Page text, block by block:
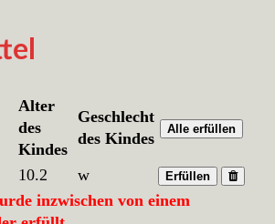
Alter
des
Kindes
Geschlecht
des Kindes
Alle erfüllen
10.2 w Erfüllen
inzwischen von einem